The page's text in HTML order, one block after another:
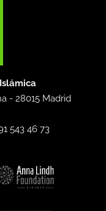
-28015 Madrid
543 46 73